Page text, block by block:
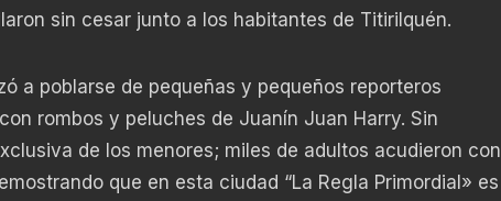
sin cesar junto a los habitantes de Titirilquén.
a poblarse de pequeñas y pequeños reporteros
rombos y peluches de Juanín Juan Harry. Sin
de los menores; miles de adultos acudieron con
que en esta ciudad “La Regla Primordial» es